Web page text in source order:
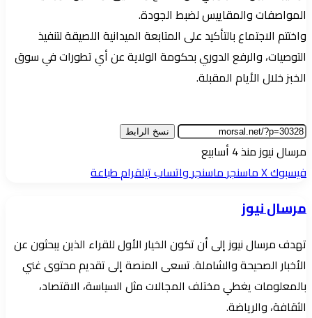
المواصفات والمقاييس لضبط الجودة.
واختتم الاجتماع بالتأكيد على المتابعة الميدانية اللصيقة لتنفيذ
التوصيات، والرفع الدوري بحكومة الولاية عن أي تطورات في سوق
الخبز خلال الأيام المقبلة.
نسخ الرابط
مرسال نيوزأرسل
بريدا
منذ 4 أسابيع
فيسبوك‫Xماسنجرماسنجرواتسابتيلقرامطباعة
مرسال نيوز
تهدف مرسال نيوز إلى أن تكون الخيار الأول للقراء الذين يبحثون عن
الأخبار الصحيحة والشاملة. تسعى المنصة إلى تقديم محتوى غني
بالمعلومات يغطي مختلف المجالات مثل السياسة، الاقتصاد،
الثقافة، والرياضة.